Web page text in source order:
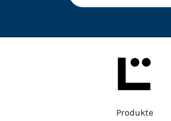
Produkte